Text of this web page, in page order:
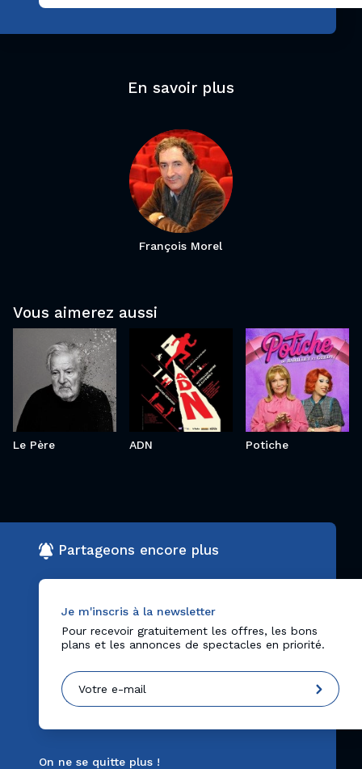
En savoir plus
François Morel
Vous aimerez aussi
Le Père
Le Père ADN Potiche
Partageons encore plus
Je m'inscris à la newsletter
Pour recevoir gratuitement les offres, les bons
plans et les annonces de spectacles en priorité.
On ne se quitte plus !